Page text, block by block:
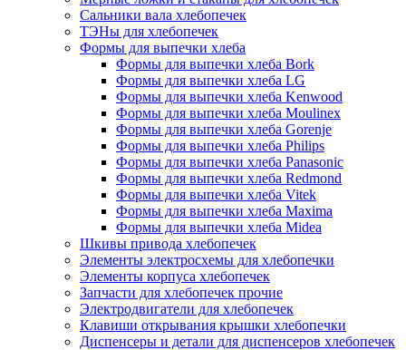
Сальники вала хлебопечек
ТЭНы для хлебопечек
Формы для выпечки хлеба
Формы для выпечки хлеба Bork
Формы для выпечки хлеба LG
Формы для выпечки хлеба Kenwood
Формы для выпечки хлеба Moulinex
Формы для выпечки хлеба Gorenje
Формы для выпечки хлеба Philips
Формы для выпечки хлеба Panasonic
Формы для выпечки хлеба Redmond
Формы для выпечки хлеба Vitek
Формы для выпечки хлеба Maxima
Формы для выпечки хлеба Midea
Шкивы привода хлебопечек
Элементы электросхемы для хлебопечки
Элементы корпуса хлебопечек
Запчасти для хлебопечек прочие
Электродвигатели для хлебопечек
Клавиши открывания крышки хлебопечки
Диспенсеры и детали для диспенсеров хлебопечек